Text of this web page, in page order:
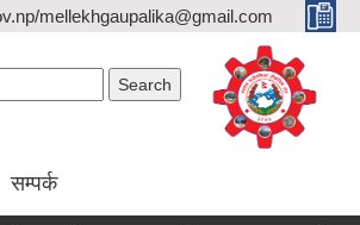
mellekhgaupalika@gmail.com
सम्पर्क